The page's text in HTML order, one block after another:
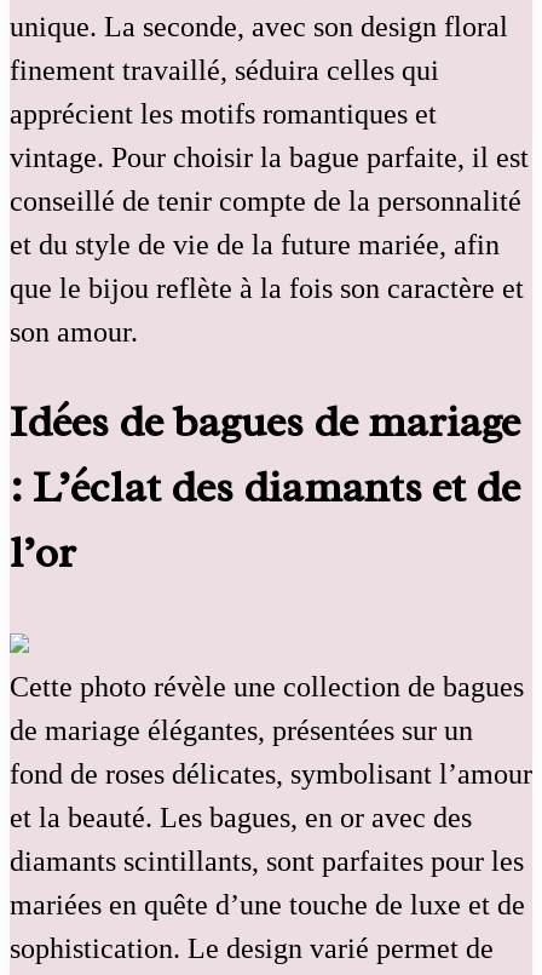
unique. La seconde, avec son design floral
finement travaillé, séduira celles qui
apprécient les motifs romantiques et
vintage. Pour choisir la bague parfaite, il est
conseillé de tenir compte de la personnalité
et du style de vie de la future mariée, afin
que le bijou reflète à la fois son caractère et
son amour.
Idées de bagues de mariage
: L’éclat des diamants et de
l’or
Cette photo révèle une collection de bagues
de mariage élégantes, présentées sur un
fond de roses délicates, symbolisant l’amour
et la beauté. Les bagues, en or avec des
diamants scintillants, sont parfaites pour les
mariées en quête d’une touche de luxe et de
sophistication. Le design varié permet de